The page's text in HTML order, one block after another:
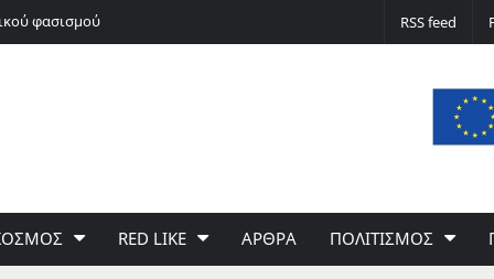
RSS feed
RED LIKE ΑΡΘΡΑ ΠΟΛΙΤΙΣΜΟΣ